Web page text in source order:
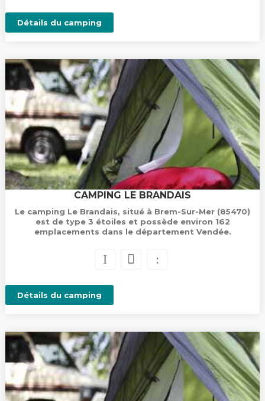
Détails du camping
CAMPING LE BRANDAIS
Le camping Le Brandais, situé à Brem-Sur-Mer (85470)
est de type 3 étoiles et possède environ 162
emplacements dans le département Vendée.
Détails du camping